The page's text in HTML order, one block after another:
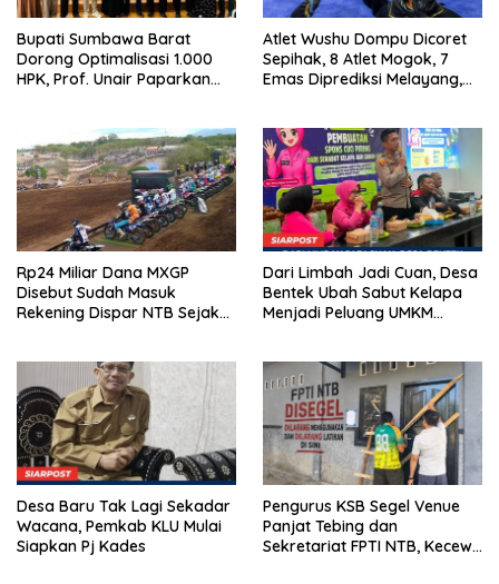
Bupati Sumbawa Barat
Dorong Optimalisasi 1.000
HPK, Prof. Unair Paparkan
Atlet Wushu Dompu Dicoret
Sepihak, 8 Atlet Mogok, 7
Emas Diprediksi Melayang,
Rp24 Miliar Dana MXGP
Disebut Sudah Masuk
Rekening Dispar NTB Sejak
Dari Limbah Jadi Cuan, Desa
Bentek Ubah Sabut Kelapa
Menjadi Peluang UMKM
Desa Baru Tak Lagi Sekadar
Wacana, Pemkab KLU Mulai
Siapkan Pj Kades
Pengurus KSB Segel Venue
Panjat Tebing dan
Sekretariat FPTI NTB, Kecewa